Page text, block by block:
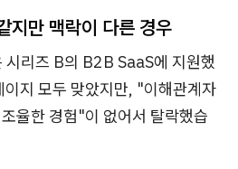
지만 맥락이 다른 경우
시리즈 B의 B2B SaaS에 지원했
지 모두 맞았지만, "이해관계자
율한 경험"이 없어서 탈락했습